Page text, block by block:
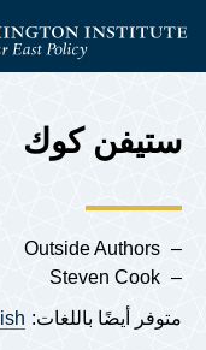
معهد واشنطن لسياسات
ستيفن كوك
Outside Authors
Steven Cook
متوفر أيضًا باللغات: